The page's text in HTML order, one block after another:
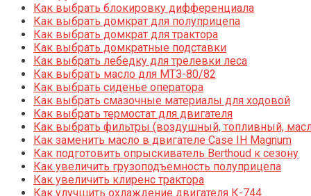
Как выбрать блокировку дифференциала
Как выбрать домкрат для полуприцепа
Как выбрать домкрат для трактора
Как выбрать домкратные подставки
Как выбрать лебедку для трелевки леса
Как выбрать масло для МТЗ-80/82
Как выбрать сиденье оператора
Как выбрать смазочные материалы для ходовой
Как выбрать термостат для двигателя
Как выбрать фильтры (воздушный, топливный,
Как заменить масло в двигателе Case IH Magnum
Как подготовить опрыскиватель Berthoud к сезону
Как увеличить грузоподъемность полуприцепа
Как увеличить клиренс трактора
Как улучшить охлаждение двигателя К-744